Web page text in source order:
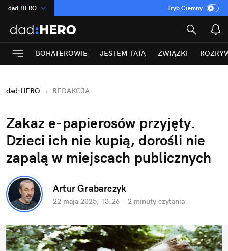
dad:HERO
:Temat
INN:Poland
ASZ:dziennik
Rozrywka
Tryb Ciemny
BOHATEROWIE JESTEM TATĄ ZWIĄZKI
dad:HERO REDAKCJA
Zakaz e-papierosów przyjęty.
Dzieci ich nie kupią, dorośli nie
zapalą w miejscach publicznych
Artur Grabarczyk
22 maja 2025, 13:26 · 2 minuty czytania